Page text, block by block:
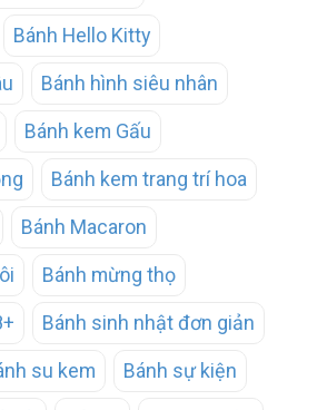
Bánh Hello Kitty
Bánh hình siêu nhân
Bánh kem Gấu
Bánh kem trang trí hoa
Bánh Macaron
Bánh mừng thọ
Bánh sinh nhật đơn giản
su kem Bánh sự kiện